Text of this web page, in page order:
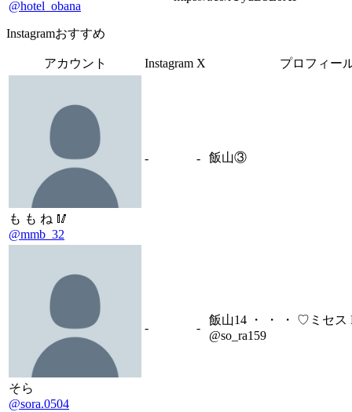
@hotel_obana
Instagramおすすめ
アカウント Instagram X プロフィー
も も ね 🥢
@mmb_32
- - 飯山③
そら
@sora.0504
- -
飯山14 ・ ・ ・ ♡ミセス
@so_ra159